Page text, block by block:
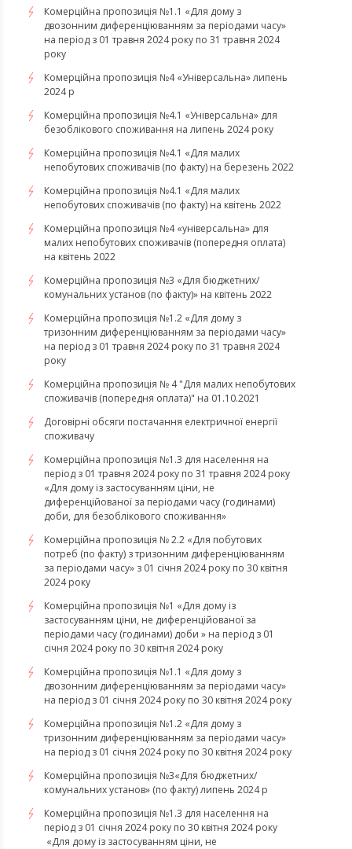
Комерційна пропозиція №1.1 «Для дому з
двозонним диференціюванням за періодами часу»
на період з 01 травня 2024 року по 31 травня 2024
року
Комерційна пропозиція №4 «Універсальна» липень
2024 р
Комерційна пропозиція №4.1 «Універсальна» для
безоблікового споживання на липень 2024 року
​​​​​​​Комерційна пропозиція №4.1 «Для малих
непобутових споживачів (по факту) на березень 2022
Комерційна пропозиція №4.1 «Для малих
непобутових споживачів (по факту) на квітень 2022
​​​​​​​Комерційна пропозиція №4 «універсальна» для
малих непобутових споживачів (попередня оплата)
на квітень 2022
Комерційна пропозиція №3 «Для бюджетних/
комунальних установ (по факту)» на квітень 2022
Комерційна пропозиція №1.2 «Для дому з
тризонним диференціюванням за періодами часу»
на період з 01 травня 2024 року по 31 травня 2024
року
Комерційна пропозиція № 4 "Для малих непобутових
споживачів (попередня оплата)" на 01.10.2021
Договірні обсяги постачання електричної енергії
споживачу
Комерційна пропозиція №1.3 для населення на
період з 01 травня 2024 року по 31 травня 2024 року
«Для дому із застосуванням ціни, не
диференційованої за періодами часу (годинами)
доби, для безоблікового споживання»
Комерційна пропозиція № 2.2 «Для побутових
потреб (по факту) з тризонним диференціюванням
за періодами часу» з 01 січня 2024 року по 30 квітня
2024 року
Комерційна пропозиція №1 «Для дому із
застосуванням ціни, не диференційованої за
періодами часу (годинами) доби » на період з 01
січня 2024 року по 30 квітня 2024 року
Комерційна пропозиція №1.1 «Для дому з
двозонним диференціюванням за періодами часу»
на період з 01 січня 2024 року по 30 квітня 2024 року
Комерційна пропозиція №1.2 «Для дому з
тризонним диференціюванням за періодами часу»
на період з 01 січня 2024 року по 30 квітня 2024 року
Комерційна пропозиція №3«Для бюджетних/
комунальних установ» (по факту) липень 2024 р
Комерційна пропозиція №1.3 для населення на
період з 01 січня 2024 року по 30 квітня 2024 року
«Для дому із застосуванням ціни, не